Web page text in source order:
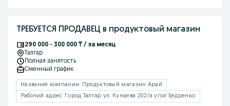
ТРЕБУЕТСЯ ПРОДАВЕЦ в продуктовый магазин
290 000 - 300 000 ₸ / за месяц
Талгар
Полная занятость
Сменный график
Название компании: Продуктовый магазин Арай
Рабочий адрес: Город Талгар ул. Кунаева 202/а угол Бедренко